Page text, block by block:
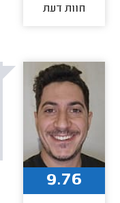
חוות דעת
9.76